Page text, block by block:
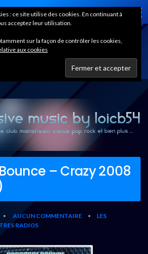
Home
– Crazy 2008
• AUCUN COMMENTAIRE •
LES
RADIOS
: ce site utilise des cookies. En continuant à
acceptez leur utilisation.
sur la façon de contrôler les cookies,
aux cookies